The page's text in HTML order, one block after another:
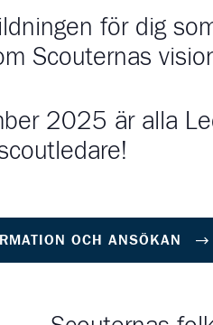
för dig
Scouternas
2025 är alla
OCH ANSÖKAN